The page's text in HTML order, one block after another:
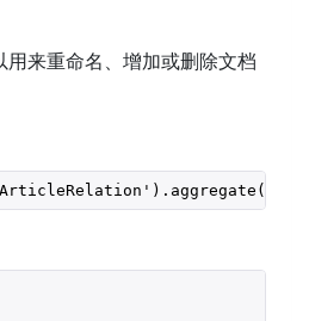
来重命名、增加或删除文档